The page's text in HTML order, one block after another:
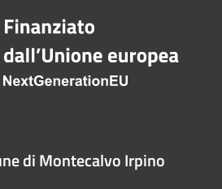
di Montecalvo Irpino